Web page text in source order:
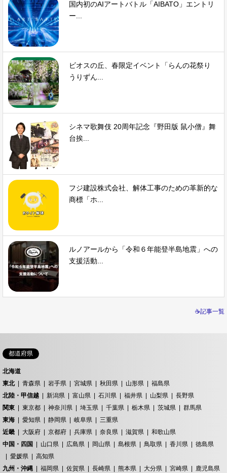
国内初のAIアートバトル「AIBATO」エントリ
ー...
ビオスの丘、春限定イベント「らんの花祭り
うりずん...
シネマ歌舞伎 20周年記念『野田版 鼠小僧』舞
台挨...
フジ建設株式会社、解体工事のための革新的な
商標「ホ...
ルノアールから「令和６年能登半島地震」への
支援活動...
☕記事一覧
都道府県
北海道
東北
青森県 岩手県 宮城県 秋田県 山形県
福島県
北陸・甲信越
新潟県 富山県 石川県 福井県 山梨県
長野県
関東
東京都 神奈川県 埼玉県 千葉県 栃木県 茨城県
群馬県
東海
愛知県 静岡県 岐阜県
三重県
近畿
大阪府 京都府 兵庫県 奈良県 滋賀県
和歌山県
中国・四国
山口県 広島県 岡山県 島根県 鳥取県 香川県
徳島県
愛媛県
高知県
九州・沖縄
福岡県 佐賀県 長崎県 熊本県 大分県 宮崎県
鹿児島県